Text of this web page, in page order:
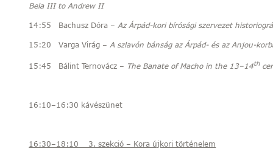
Bela III to Andrew II
14:55 Bachusz Dóra –Az Árpád-kori bírósági szervezet
15:20 Varga Virág –A szlavón bánság az Árpád- és az Anjou-
15:45 Bálint Ternovácz – The Banate of Macho in the 13–14th
16:10–16:30 kávészünet
16:30–18:10 3. szekció – Kora újkori történelem